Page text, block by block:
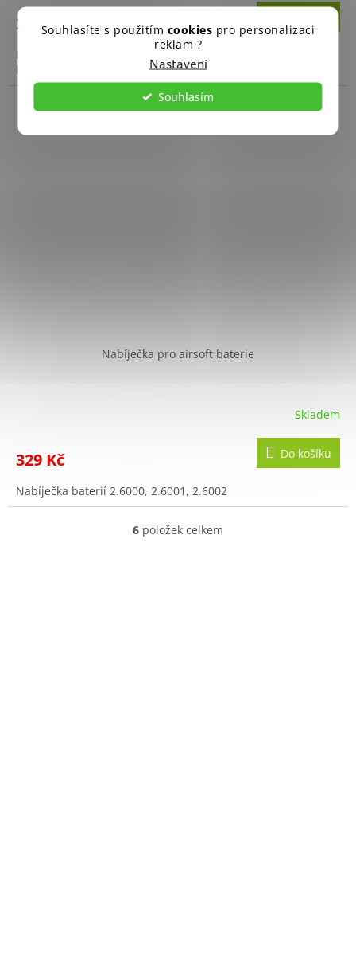
Souhlasíte s použitím cookies pro personalizaci
reklam ?
Nastavení
Souhlasím
229 Kč
Pro rychlé plnění zásobníků airsoftovvých zbraní BB
kuličkami.
Nabíječka pro airsoft baterie
Skladem
329 Kč Do košíku
Nabíječka baterií 2.6000, 2.6001, 2.6002
O
6 položek celkem